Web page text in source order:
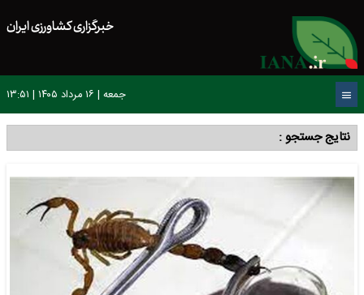
خبرگزاری کشاورزی ایران
جمعه | ۱۶ مرداد ۱۴۰۵ | ۱۳:۵۱
نتایج جستجو :